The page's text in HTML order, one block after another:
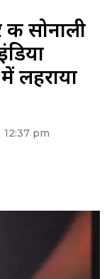
सोनाली
लहराया
12:37 pm